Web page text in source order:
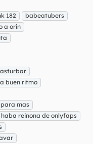
182
babeatubers
a orín
buen ritmo
para mas
reinona de onlyfaps